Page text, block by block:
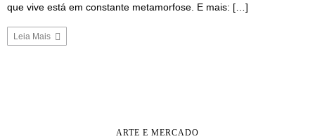
que vive está em constante metamorfose. E mais: […]
Leia Mais
ARTE E MERCADO